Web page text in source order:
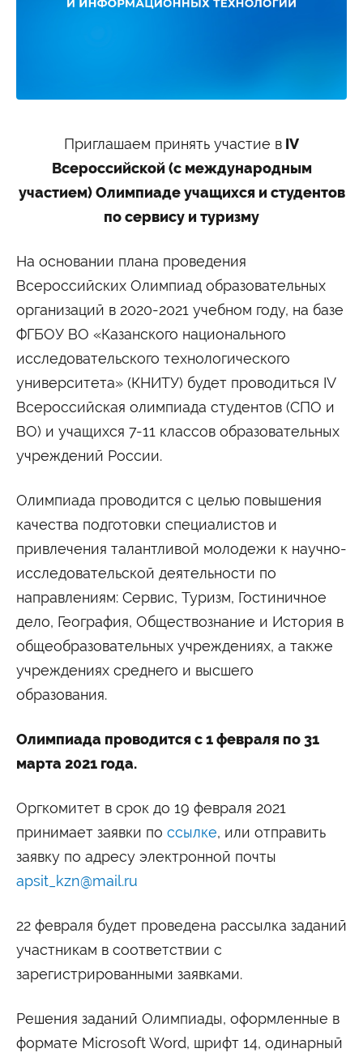
Новости и Объявления
Фотогалерея
Второе высшее
Очная форма обучения
Очно-заочная форма обучения
Мероприятия
Дни открытых дверей
Университетские субботы
Контакты
Администрация
+7 (495) 795-00-11
Приёмная комиссия
+7 (495) 795-00-10
 
Министерство науки и высшего образования
Российской Федерации
Министерство просвещения Российской
Федерации
Сведения об образовательной организации
Приглашаем принять участие в IV
Всероссийской (с международным
участием) Олимпиаде учащихся и студентов
по сервису и туризму
На основании плана проведения
Всероссийских Олимпиад образовательных
организаций в 2020-2021 учебном году, на базе
ФГБОУ ВО «Казанского национального
исследовательского технологического
университета» (КНИТУ) будет проводиться IV
Всероссийская олимпиада студентов (СПО и
ВО) и учащихся 7-11 классов образовательных
учреждений России.
Олимпиада проводится с целью повышения
качества подготовки специалистов и
привлечения талантливой молодежи к научно-
исследовательской деятельности по
направлениям: Сервис, Туризм, Гостиничное
дело, География, Обществознание и История в
общеобразовательных учреждениях, а также
учреждениях среднего и высшего
образования.
Олимпиада проводится с 1 февраля по 31
марта 2021 года.
Оргкомитет в срок до 19 февраля 2021
принимает заявки по ссылке, или отправить
заявку по адресу электронной почты
apsit_kzn@mail.ru
22 февраля будет проведена рассылка заданий
участникам в соответствии с
зарегистрированными заявками.
Решения заданий Олимпиады, оформленные в
формате Microsoft Word, шрифт 14, одинарный